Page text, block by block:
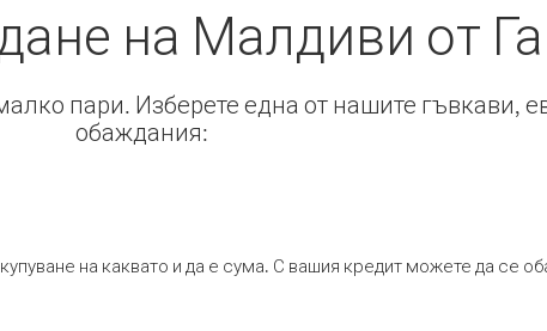
на Малдиви от
пари. Изберете една от нашите гъвкави,
обаждания:
на каквато и да е сума. С вашия кредит можете да се